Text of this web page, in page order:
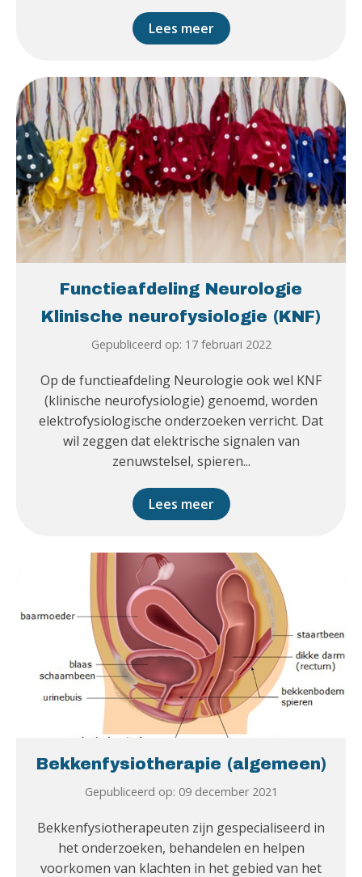
Lees meer
Functieafdeling Neurologie
Klinische neurofysiologie (KNF)
Gepubliceerd op: 17 februari 2022
Op de functieafdeling Neurologie ook wel KNF
(klinische neurofysiologie) genoemd, worden
elektrofysiologische onderzoeken verricht. Dat
wil zeggen dat elektrische signalen van
zenuwstelsel, spieren...
Lees meer
Bekkenfysiotherapie (algemeen)
Gepubliceerd op: 09 december 2021
Bekkenfysiotherapeuten zijn gespecialiseerd in
het onderzoeken, behandelen en helpen
voorkomen van klachten in het gebied van het